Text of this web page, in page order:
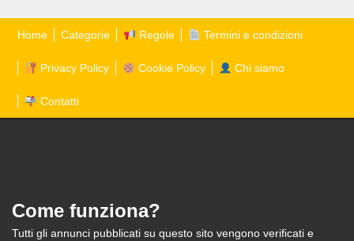
Home Categorie Regole Termini e condizioni
Privacy Policy Cookie Policy Chi siamo
Contatti
Come funziona?
Tutti gli annunci pubblicati su questo sito vengono verificati e